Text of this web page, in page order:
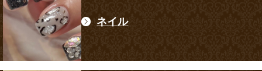
ネイル